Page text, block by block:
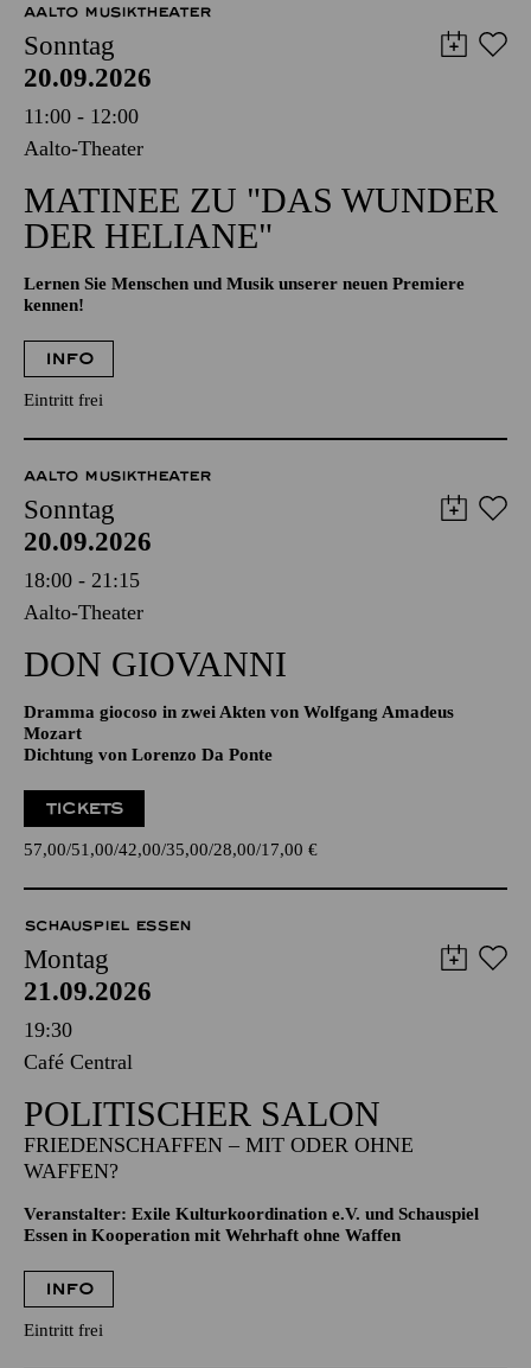
AALTO MUSIKTHEATER
Sonntag
20.09.2026
11:00 - 12:00
Aalto-Theater
MATINEE ZU "DAS WUNDER
DER HELIANE"
Lernen Sie Menschen und Musik unserer neuen Premiere
kennen!
INFO
Eintritt frei
AALTO MUSIKTHEATER
Sonntag
20.09.2026
18:00 - 21:15
Aalto-Theater
DON GIO­VANNI
Dramma giocoso in zwei Akten von Wolfgang Amadeus
Mozart
Dichtung von Lorenzo Da Ponte
TICKETS
57,00 51,00 42,00 35,00 28,00 17,00 €
SCHAUSPIEL ESSEN
Montag
21.09.2026
19:30
Café Central
POLITISCHER SALON
FRIEDENSCHAFFEN – MIT ODER OHNE
WAFFEN?
Veranstalter: Exile Kulturkoordination e.V. und Schauspiel
Essen in Kooperation mit Wehrhaft ohne Waffen
INFO
Eintritt frei